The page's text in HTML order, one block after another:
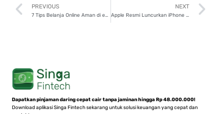
Prev
PREVIOUS
7 Tips Belanja Online Aman di e-Commerce
NEXT
Apple Resmi Luncurkan iPhone 15, Cek Harga dan Spesifikasinya!
Dapatkan pinjaman daring cepat cair tanpa jaminan hingga Rp 48.000.000!
Download aplikasi Singa Fintech sekarang untuk solusi keuangan yang cepat dan